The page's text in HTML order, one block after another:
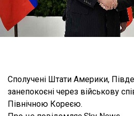
Сполучені Штати Америки,
занепокоєні через військову
Північною Кореєю.